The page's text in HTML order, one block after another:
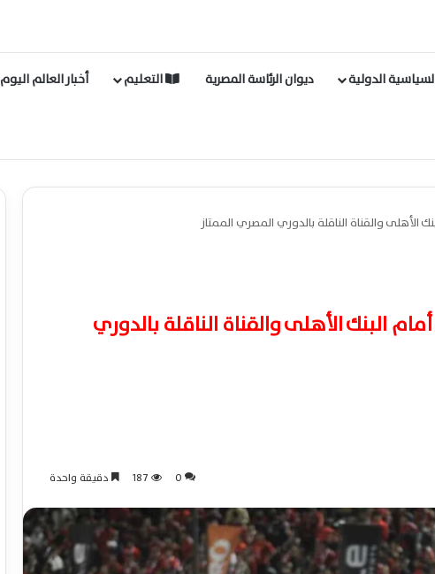
الدولية ديوان الرئاسة المصرية التعليم أخبار العالم اليوم
الأهلى والقناة الناقلة بالدوري المصري الممتاز
البنك الأهلى والقناة الناقلة بالدوري
0
187 دقيقة واحدة